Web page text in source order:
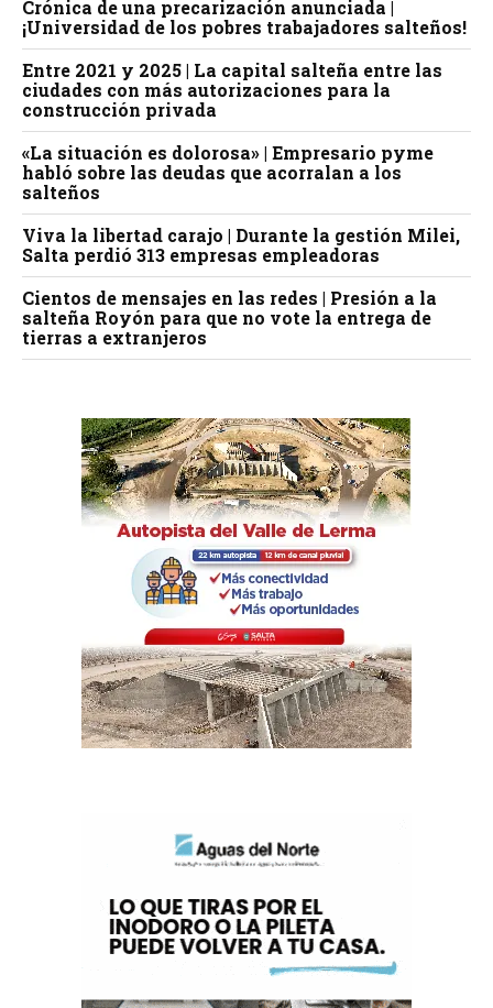
Crónica de una precarización anunciada |
¡Universidad de los pobres trabajadores salteños!
Entre 2021 y 2025 | La capital salteña entre las
ciudades con más autorizaciones para la
construcción privada
«La situación es dolorosa» | Empresario pyme
habló sobre las deudas que acorralan a los
salteños
Viva la libertad carajo | Durante la gestión Milei,
Salta perdió 313 empresas empleadoras
Cientos de mensajes en las redes | Presión a la
salteña Royón para que no vote la entrega de
tierras a extranjeros